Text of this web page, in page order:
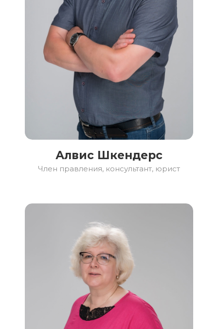
Алвис Шкендерс
Член правления, консультант, юрист